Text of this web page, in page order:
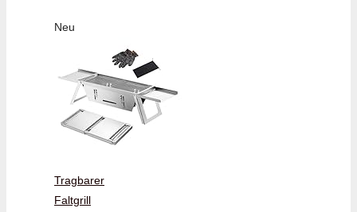
Neu
Tragbarer
Faltgrill